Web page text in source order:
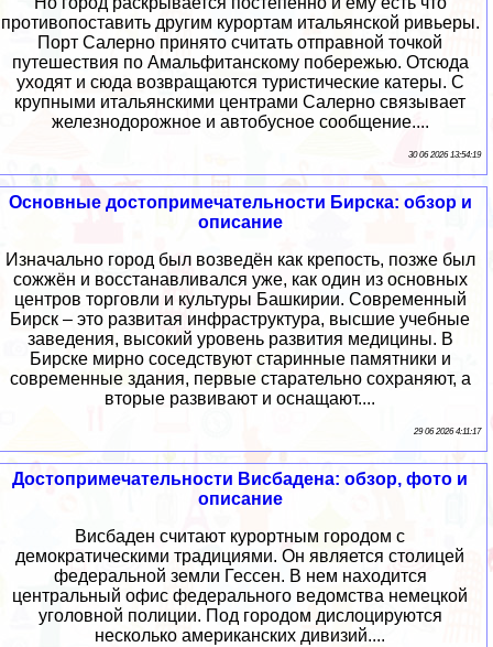
противопоставить другим курортам итальянской ривьеры.
Порт Салерно принято считать отправной точкой
путешествия по Амальфитанскому побережью. Отсюда
уходят и сюда возвращаются туристические катеры. С
крупными итальянскими центрами Салерно связывает
железнодорожное и автобусное сообщение....
30 06 2026 13:54:19
Основные достопримечательности Бирска: обзор и
описание
Изначально город был возведён как крепость, позже был
сожжён и восстанавливался уже, как один из основных
центров торговли и культуры Башкирии. Современный
Бирск – это развитая инфраструктура, высшие учебные
заведения, высокий уровень развития медицины. В
Бирске мирно соседствуют старинные памятники и
современные здания, первые старательно сохраняют, а
вторые развивают и оснащают....
29 06 2026 4:11:17
Достопримечательности Висбадена: обзор, фото и
описание
Висбаден считают курортным городом с
демократическими традициями. Он является столицей
федеральной земли Гессен. В нем находится
центральный офис федерального ведомства немецкой
уголовной полиции. Под городом дислоцируются
несколько американских дивизий....